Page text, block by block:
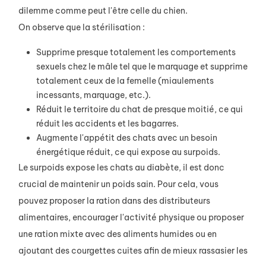
dilemme comme peut l'être celle du chien.
On observe que la stérilisation :
Supprime presque totalement les comportements
sexuels chez le mâle tel que le marquage et supprime
totalement ceux de la femelle (miaulements
incessants, marquage, etc.).
Réduit le territoire du chat de presque moitié, ce qui
réduit les accidents et les bagarres.
Augmente l'appétit des chats avec un besoin
énergétique réduit, ce qui expose au surpoids.
Le surpoids expose les chats au diabète, il est donc
crucial de maintenir un poids sain. Pour cela, vous
pouvez proposer la ration dans des distributeurs
alimentaires, encourager l'activité physique ou proposer
une ration mixte avec des aliments humides ou en
ajoutant des courgettes cuites afin de mieux rassasier les